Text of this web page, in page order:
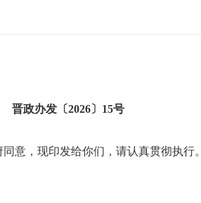
晋政办发〔2026〕15号
意，现印发给你们，请认真贯彻执行。